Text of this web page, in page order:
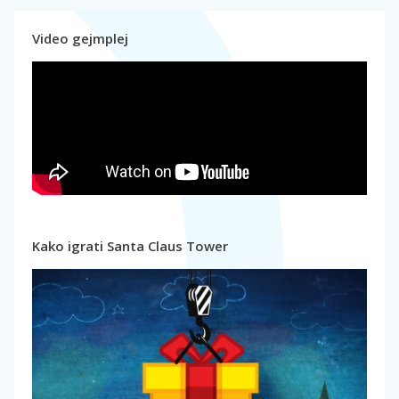
Video gejmplej
Kako igrati Santa Claus Tower